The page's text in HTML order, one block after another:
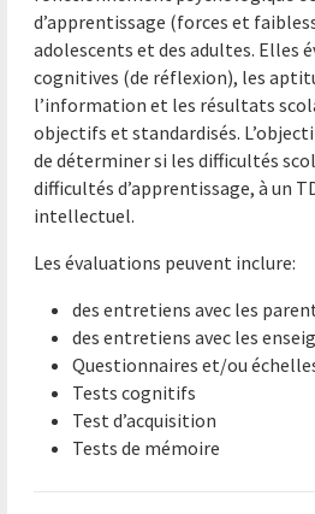
d’apprentissage (forces et
adolescents et des adultes. Elles
cognitives (de réflexion), les
l’information et les résultats
objectifs et standardisés.
de déterminer si les difficultés
difficultés d’apprentissage, à un
intellectuel.
Les évaluations peuvent inclure:
des entretiens avec les
des entretiens avec les
Questionnaires et/ou
Tests cognitifs
Test d’acquisition
Tests de mémoire